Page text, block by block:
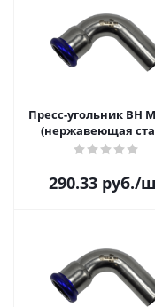
Пресс-угольник ВН
(нержавеющая
290.33руб./